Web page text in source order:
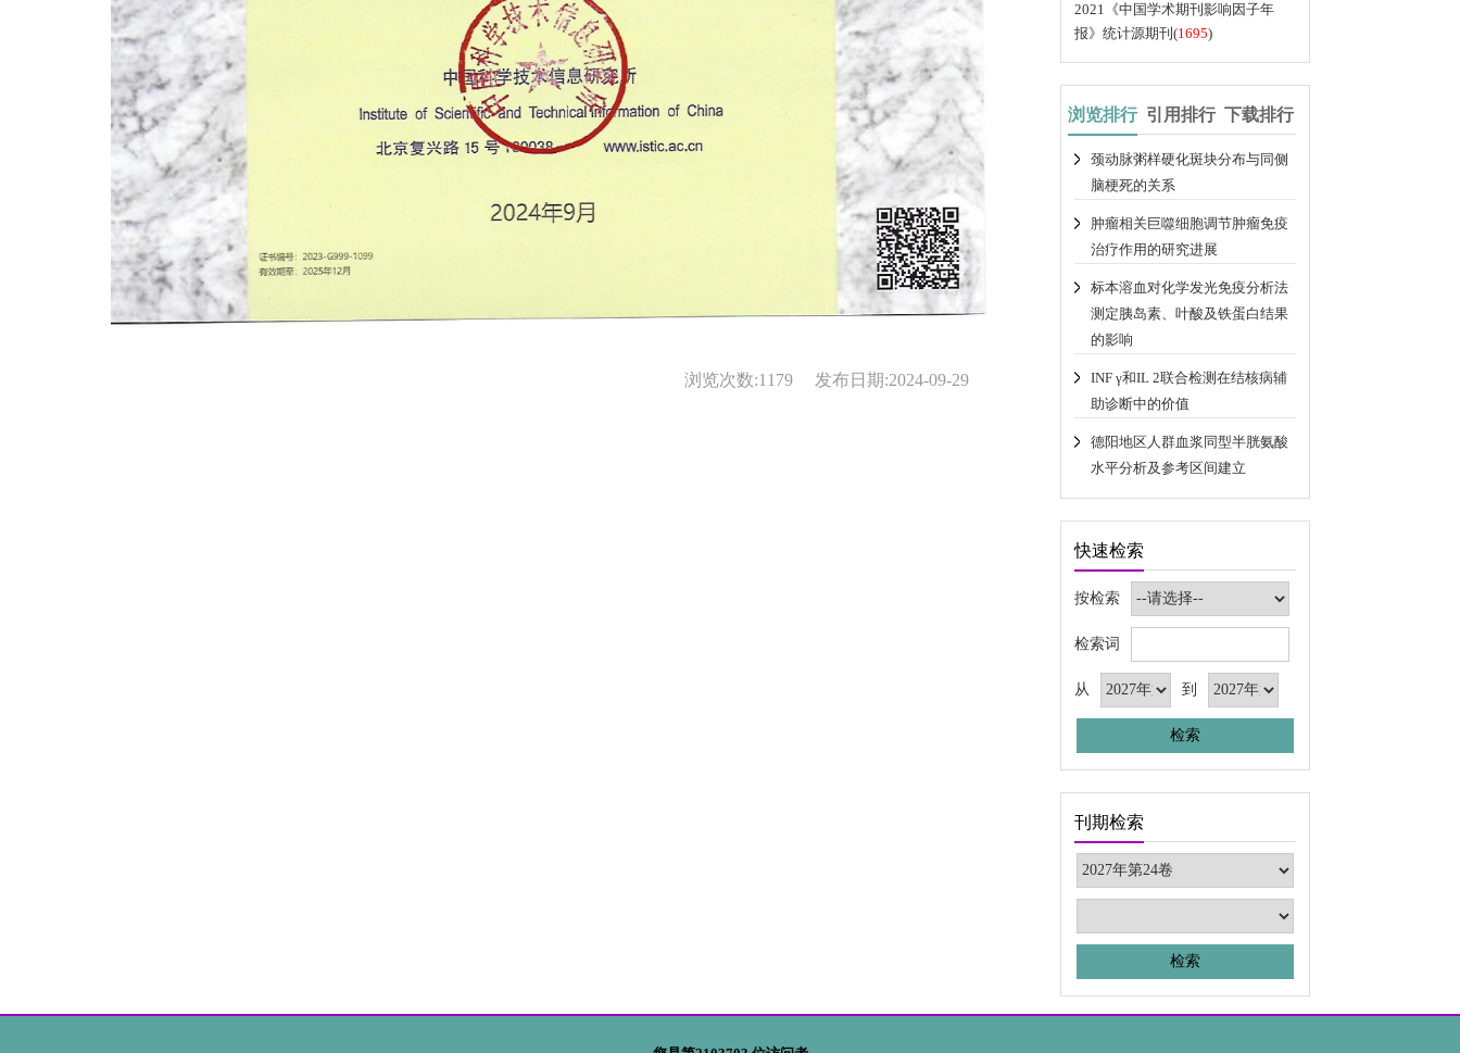
发布日期:2024-09-29
浏览次数:1179
2021《中国学术期刊影响因子年
报》统计源期刊(1695)
浏览排行 引用排行 下载排行
颈动脉粥样硬化斑块分布与同侧
脑梗死的关系
肿瘤相关巨噬细胞调节肿瘤免疫
治疗作用的研究进展
标本溶血对化学发光免疫分析法
测定胰岛素、叶酸及铁蛋白结果
的影响
INF γ和IL 2联合检测在结核病辅
助诊断中的价值
德阳地区人群血浆同型半胱氨酸
水平分析及参考区间建立
快速检索
按检索
检索词
从 到
刊期检索